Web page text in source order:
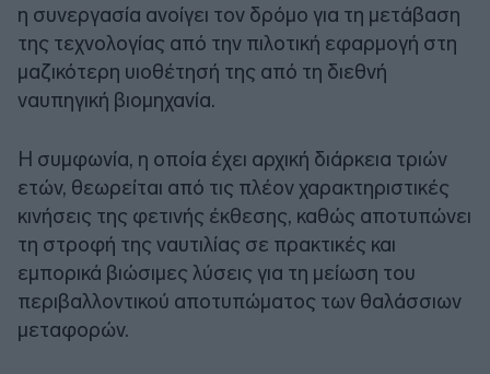
η συνεργασία ανοίγει τον δρόμο για τη μετάβαση
της τεχνολογίας από την πιλοτική εφαρμογή στη
μαζικότερη υιοθέτησή της από τη διεθνή
ναυπηγική βιομηχανία.
Η συμφωνία, η οποία έχει αρχική διάρκεια τριών
ετών, θεωρείται από τις πλέον χαρακτηριστικές
κινήσεις της φετινής έκθεσης, καθώς αποτυπώνει
τη στροφή της ναυτιλίας σε πρακτικές και
εμπορικά βιώσιμες λύσεις για τη μείωση του
περιβαλλοντικού αποτυπώματος των θαλάσσιων
μεταφορών.